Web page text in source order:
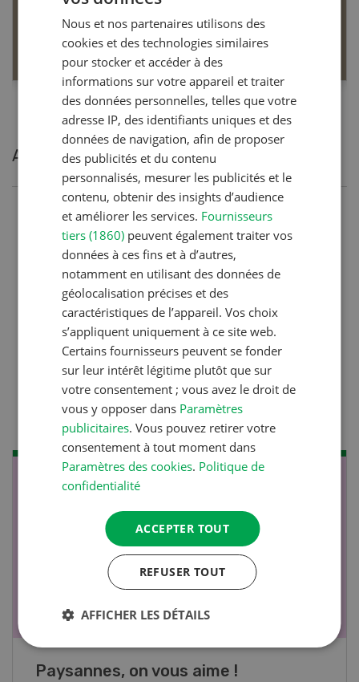
EN SAVOIR PLUS
Articles les plus lues
Production animale
Noms de vaches en Suisse :
liste de A à Z
Production animale
L’aide du vétérinaire: «Que
faire en cas de diarrhée
chez les chèvres ? »
NOV JAN
26
Cours spécialisé Aquaculture
Nous et nos partenaires utilisons des
cookies et des technologies similaires
pour stocker et accéder à des
informations sur votre appareil et traiter
des données personnelles, telles que votre
adresse IP, des identifiants uniques et des
données de navigation, afin de proposer
des publicités et du contenu
personnalisés, mesurer les publicités et le
contenu, obtenir des insights d’audience
et améliorer les services. Fournisseurs
tiers (1860) peuvent également traiter vos
données à ces fins et à d’autres,
notamment en utilisant des données de
géolocalisation précises et des
caractéristiques de l’appareil. Vos choix
s’appliquent uniquement à ce site web.
Certains fournisseurs peuvent se fonder
sur leur intérêt légitime plutôt que sur
votre consentement ; vous avez le droit de
vous y opposer dans Paramètres
publicitaires. Vous pouvez retirer votre
consentement à tout moment dans
Paramètres des cookies. Politique de
confidentialité
ACCEPTER TOUT
REFUSER TOUT
AFFICHER LES DÉTAILS